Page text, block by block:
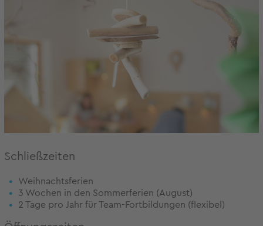
Schließzeiten
Weihnachtsferien
3 Wochen in den Sommerferien (August)
2 Tage pro Jahr für Team-Fortbildungen (flexibel)